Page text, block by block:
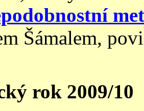
Šámalem,
rok 2009/10